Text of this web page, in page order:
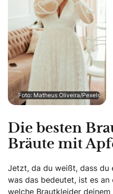
Foto: Matheus Oliveira/Pexels
Die besten
Bräute mit
Jetzt, da du weißt, dass du
was das bedeutet, ist es
welche Brautkleider